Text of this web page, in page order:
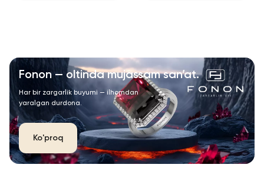
Fonon — oltinda mujassam san’at.
Har bir zargarlik buyumi — ilhomdan
yaralgan durdona.
Ko'proq